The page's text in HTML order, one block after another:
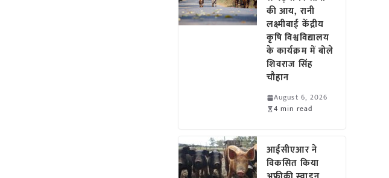
की आय, रानी
लक्ष्मीबाई केंद्रीय
कृषि विश्वविद्यालय
के कार्यक्रम में बोले
शिवराज सिंह
चौहान
August 6, 2026
4 min read
आईसीएआर ने
विकसित किया